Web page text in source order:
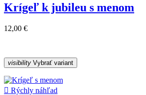
Krígeľ k jubileu s menom
12,00 €
visibility Vybrať variant
 Rýchly náhľad